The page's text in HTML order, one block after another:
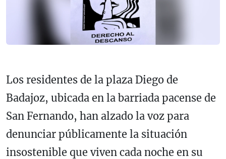
Los residentes de la plaza Diego de
Badajoz, ubicada en la barriada pacense de
San Fernando, han alzado la voz para
denunciar públicamente la situación
insostenible que viven cada noche en su